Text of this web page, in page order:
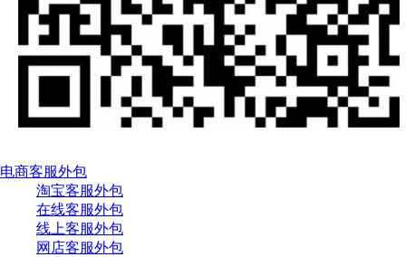
电商客服外包
淘宝客服外包
在线客服外包
线上客服外包
网店客服外包